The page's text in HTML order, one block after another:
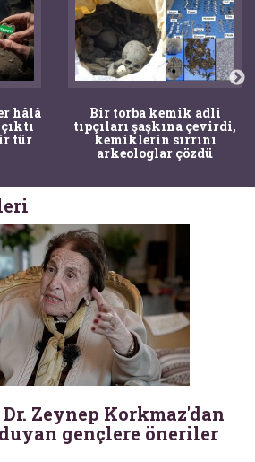
hâlâ
tür
Bir torba kemik adli
tıpçıları şaşkına çevirdi,
kemiklerin sırrını
arkeologlar çözdü
Zeynep Korkmaz'dan
gençlere öneriler